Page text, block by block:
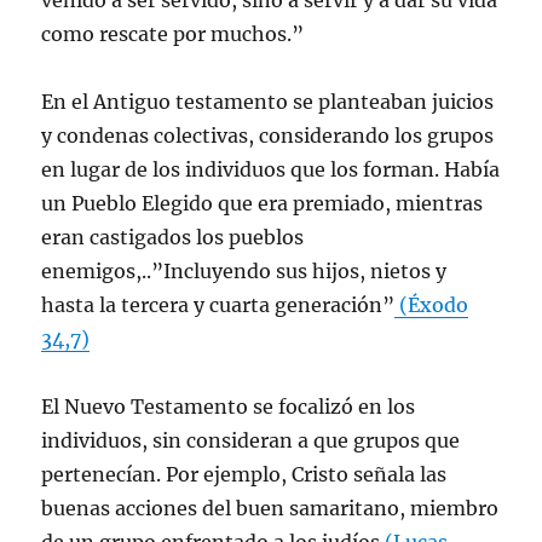
como rescate por muchos.”
En el Antiguo testamento se planteaban juicios
y condenas colectivas, considerando los grupos
en lugar de los individuos que los forman. Había
un Pueblo Elegido que era premiado, mientras
eran castigados los pueblos
enemigos,..”Incluyendo sus hijos, nietos y
hasta la tercera y cuarta generación” (Éxodo
34,7)
El Nuevo Testamento se focalizó en los
individuos, sin consideran a que grupos que
pertenecían. Por ejemplo, Cristo señala las
buenas acciones del buen samaritano, miembro